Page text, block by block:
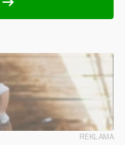
REKLAMA